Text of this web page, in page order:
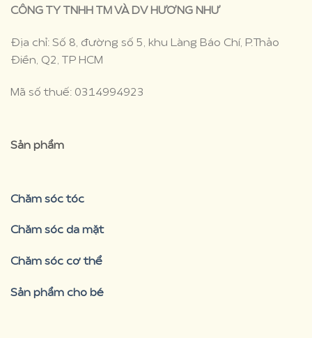
CÔNG TY TNHH TM VÀ DV HƯƠNG NHƯ
Địa chỉ: Số 8, đường số 5, khu Làng Báo Chí, P.Thảo
Điền, Q2, TP HCM
Mã số thuế: 0314994923
Sản phẩm
Chăm sóc tóc
Chăm sóc da mặt
Chăm sóc cơ thể
Sản phẩm cho bé